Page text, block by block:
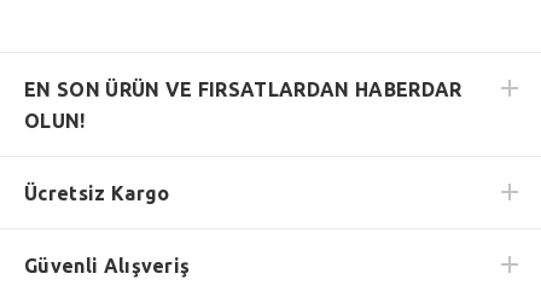
EN SON ÜRÜN VE FIRSATLARDAN HABERDAR
OLUN!
Ücretsiz Kargo
Güvenli Alışveriş